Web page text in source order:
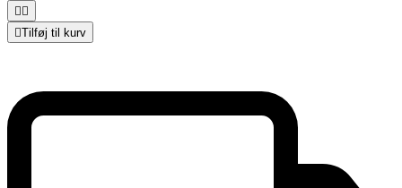
 
Tilføj til kurv